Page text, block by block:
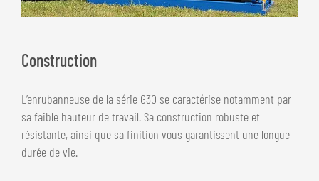
Construction
L’enrubanneuse de la série G30 se caractérise notamment par
sa faible hauteur de travail. Sa construction robuste et
résistante, ainsi que sa finition vous garantissent une longue
durée de vie.